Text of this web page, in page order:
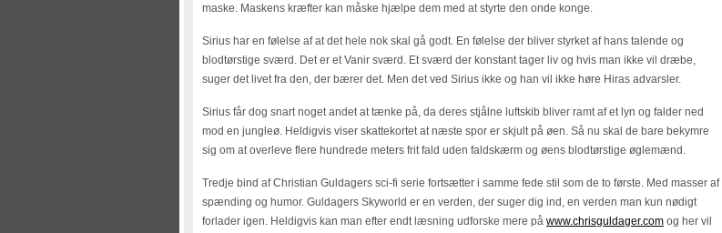
maske. Maskens kræfter kan måske hjælpe dem med at styrte den onde konge.
Sirius har en følelse af at det hele nok skal gå godt. En følelse der bliver styrket af hans talende og
blodtørstige sværd. Det er et Vanir sværd. Et sværd der konstant tager liv og hvis man ikke vil dræbe,
suger det livet fra den, der bærer det. Men det ved Sirius ikke og han vil ikke høre Hiras advarsler.
Sirius får dog snart noget andet at tænke på, da deres stjålne luftskib bliver ramt af et lyn og falder ned
mod en jungleø. Heldigvis viser skattekortet at næste spor er skjult på øen. Så nu skal de bare bekymre
sig om at overleve flere hundrede meters frit fald uden faldskærm og øens blodtørstige øglemænd.
Tredje bind af Christian Guldagers sci-fi serie fortsætter i samme fede stil som de to første. Med masser af
spænding og humor. Guldagers Skyworld er en verden, der suger dig ind, en verden man kun nødigt
forlader igen. Heldigvis kan man efter endt læsning udforske mere på www.chrisguldager.com og her vil